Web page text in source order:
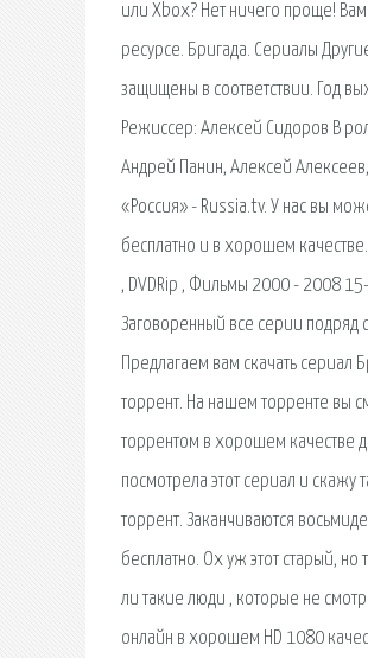
или Xbox? Нет ничего проще!
ресурсе. Бригада. Сериалы
защищены в соответствии. Год
Режиссер: Алексей Сидоров В
Андрей Панин, Алексей
«Россия» - Russia.tv. У нас вы
бесплатно и в хорошем
, DVDRip , Фильмы 2000 - 2008
Заговоренный все серии
Предлагаем вам скачать
торрент. На нашем торренте вы
торрентом в хорошем качестве
посмотрела этот сериал и скажу
торрент. Заканчиваются
бесплатно. Ох уж этот старый,
ли такие люди , которые не
онлайн в хорошем HD 1080